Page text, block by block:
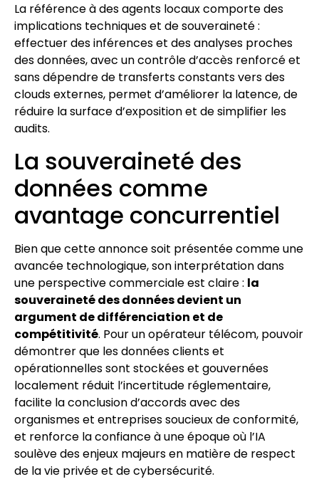
La référence à des agents locaux comporte des
implications techniques et de souveraineté :
effectuer des inférences et des analyses proches
des données, avec un contrôle d’accès renforcé et
sans dépendre de transferts constants vers des
clouds externes, permet d’améliorer la latence, de
réduire la surface d’exposition et de simplifier les
audits.
La souveraineté des
données comme
avantage concurrentiel
Bien que cette annonce soit présentée comme une
avancée technologique, son interprétation dans
une perspective commerciale est claire : la
souveraineté des données devient un
argument de différenciation et de
compétitivité. Pour un opérateur télécom, pouvoir
démontrer que les données clients et
opérationnelles sont stockées et gouvernées
localement réduit l’incertitude réglementaire,
facilite la conclusion d’accords avec des
organismes et entreprises soucieux de conformité,
et renforce la confiance à une époque où l’IA
soulève des enjeux majeurs en matière de respect
de la vie privée et de cybersécurité.